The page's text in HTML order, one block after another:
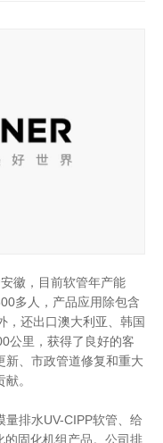
徽，目前软管年产能
多人，产品应用除包含
，还出口澳大利亚、韩国
公里，获得了良好的客
新、市政管道修复和重大
。
排水UV-CIPP软管、给
的固化机组产品。公司排